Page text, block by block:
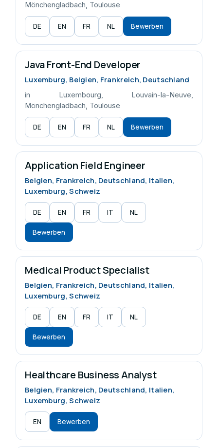
Mönchengladbach, Toulouse
DE EN FR NL Bewerben
Java Front-End Developer
Luxemburg, Belgien, Frankreich, Deutschland
in Luxembourg, Louvain-la-Neuve,
Mönchengladbach, Toulouse
DE EN FR NL Bewerben
Application Field Engineer
Belgien, Frankreich, Deutschland, Italien,
Luxemburg, Schweiz
DE EN FR IT NL
Bewerben
Medical Product Specialist
Belgien, Frankreich, Deutschland, Italien,
Luxemburg, Schweiz
DE EN FR IT NL
Bewerben
Healthcare Business Analyst
Belgien, Frankreich, Deutschland, Italien,
Luxemburg, Schweiz
EN Bewerben